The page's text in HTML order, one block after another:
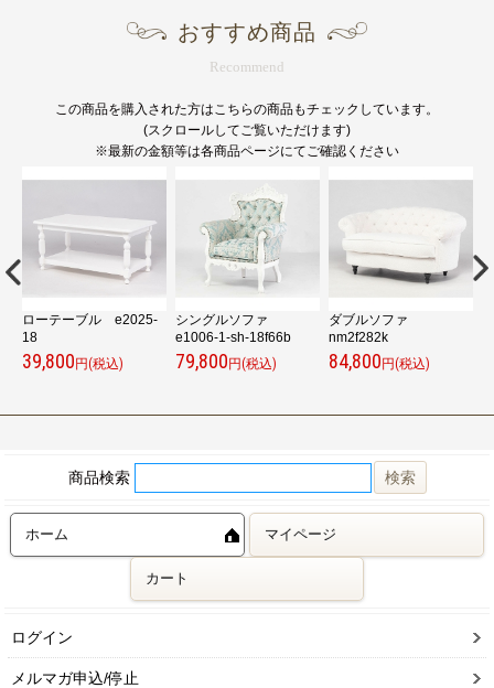
おすすめ商品
Recommend
この商品を購入された方はこちらの商品もチェックしています。
(スクロールしてご覧いただけます)
※最新の金額等は各商品ページにてご確認ください
ローテーブル e2025-
18
39,800 円(税込)
シングルソファ
e1006-1-sh-18f66b
79,800 円(税込)
ダブルソファ
nm2f282k
84,800 円(税込)
商品検索
ホーム マイページ
カート
ログイン
メルマガ申込/停止